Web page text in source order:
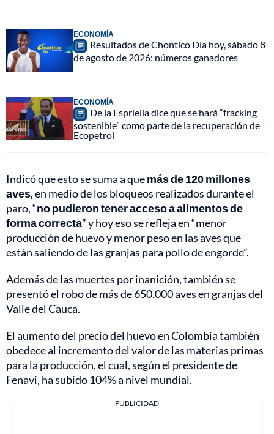
ECONOMÍA
Resultados de Chontico Día hoy, sábado 8
de agosto de 2026: números ganadores
ECONOMÍA
De la Espriella dice que se hará “fracking
sostenible” como parte de la recuperación de
Ecopetrol
Indicó que esto se suma a quemás de 120 millones
aves, en medio de los bloqueos realizados durante el
paro, “no pudieron tener acceso a alimentos de
forma correcta” y hoy eso se refleja en “menor
producción de huevo y menor peso en las aves que
están saliendo de las granjas para pollo de engorde”.
Además de las muertes por inanición, también se
presentó el robo de más de 650.000 aves en granjas del
Valle del Cauca.
El aumento del precio del huevo en Colombia también
obedece al incremento del valor de las materias primas
para la producción, el cual, según el presidente de
Fenavi, ha subido 104% a nivel mundial.
PUBLICIDAD